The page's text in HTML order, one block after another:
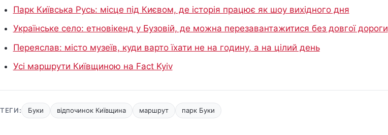
Парк Київська Русь: місце під Києвом, де історія працює як шоу вихідного дня
Українське село: етновікенд у Бузовій, де можна перезавантажитися без довгої дороги
Переяслав: місто музеїв, куди варто їхати не на годину, а на цілий день
Усі маршрути Київщиною на Fact Kyiv
ТЕГИ: Буки відпочинок Київщина маршрут парк Буки